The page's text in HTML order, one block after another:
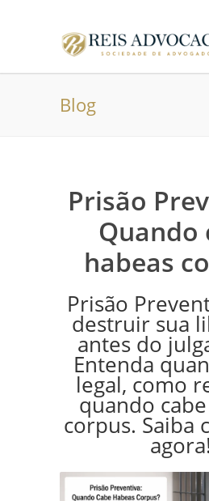
Blog
Prisão
Quando
habeas
Prisão
destruir sua
antes do
Entenda
legal, como
quando
corpus. Saiba
agora!